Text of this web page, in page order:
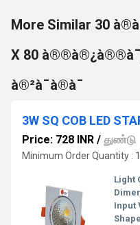
More Similar 30
X 80 à®®à®¿à®®à¯)
à®²à¯à®à¯
3W SQ COB LED
Price: 728 INR / துண்டு
Minimum Order Quantity :
Light
Input